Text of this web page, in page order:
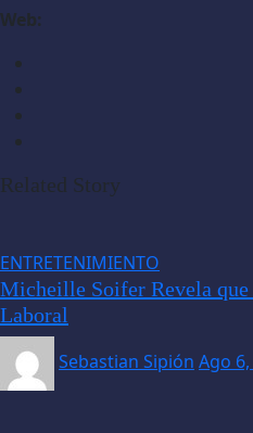
Web:
Related Story
ENTRETENIMIENTO
Micheille Soifer Revela
Laboral
Sebastian Sipión Ago